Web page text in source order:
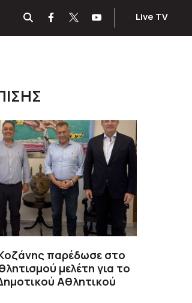
Live TV
παρέδωσε στο
μελέτη για το
Αθλητικού